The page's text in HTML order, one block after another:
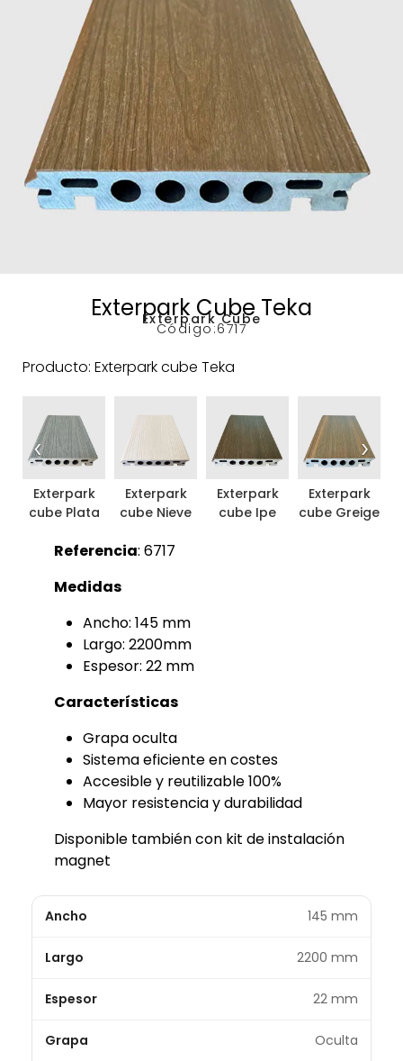
Exterpark Cube Teka
Exterpark Cube
Código:6717
Producto: Exterpark cube Teka
Exterpark
cube Plata
Exterpark
cube Nieve
Exterpark
cube Ipe
Exterpark
cube Greige
‹ ›
Referencia: 6717
Medidas
Ancho: 145 mm
Largo: 2200mm
Espesor: 22 mm
Características
Grapa oculta
Sistema eficiente en costes
Accesible y reutilizable 100%
Mayor resistencia y durabilidad
Disponible también con kit de instalación
magnet
Ancho 145 mm
Largo 2200 mm
Espesor 22 mm
Grapa Oculta